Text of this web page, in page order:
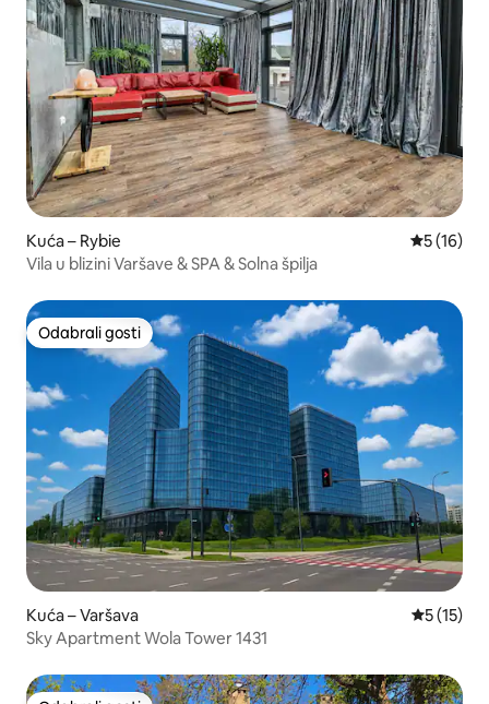
Kuća – Rybie Prosječna
5 (16)
Vila u blizini Varšave & SPA & Solna špilja
Odabrali gosti
Odabrali gosti
Kuća – Varšava Prosječna
5 (15)
Sky Apartment Wola Tower 1431